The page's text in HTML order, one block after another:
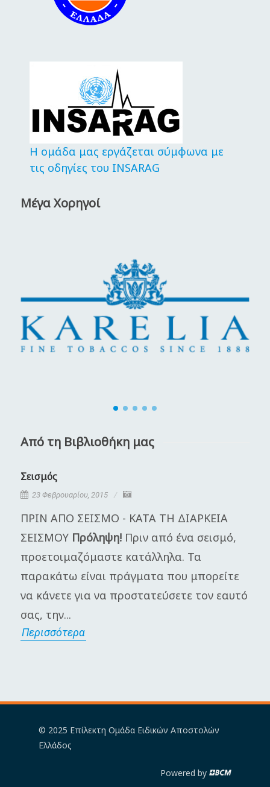
Η ομάδα μας εργάζεται σύμφωνα με
τις οδηγίες του INSARAG
Μέγα Χορηγοί
Από τη Βιβλιοθήκη μας
Σεισμός
23 Φεβρουαρίου, 2015
ΠΡΙΝ ΑΠΟ ΣΕΙΣΜΟ - ΚΑΤΑ ΤΗ ΔΙΑΡΚΕΙΑ
ΣΕΙΣΜΟΥ Πρόληψη! Πριν από ένα σεισμό,
προετοιμαζόμαστε κατάλληλα. Τα
παρακάτω είναι πράγματα που μπορείτε
να κάνετε για να προστατεύσετε τον εαυτό
σας, την...
Περισσότερα
© 2025 Επίλεκτη Ομάδα Ειδικών Αποστολών
Ελλάδος
Powered by